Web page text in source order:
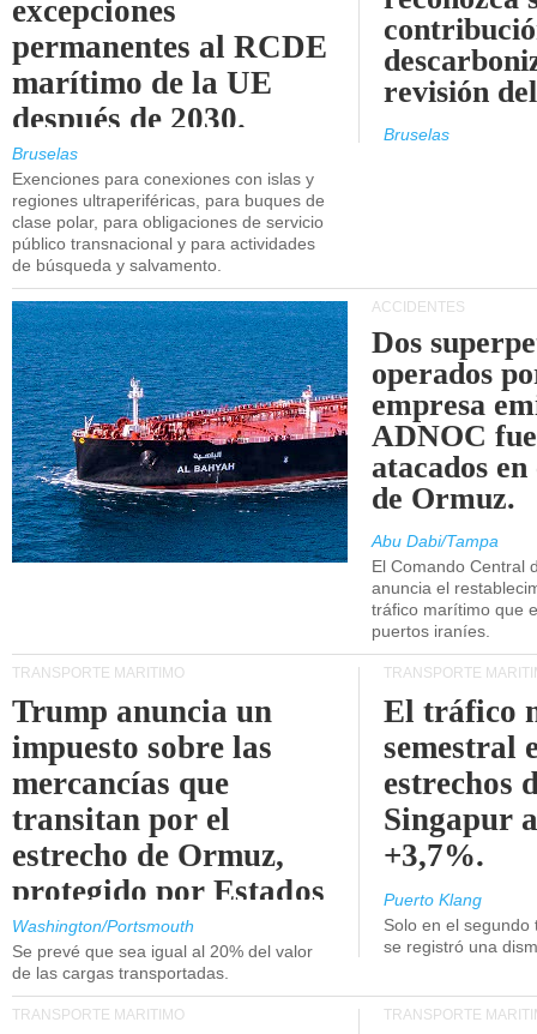
excepciones
permanentes al RCDE
marítimo de la UE
después de 2030.
Bruselas
Exenciones para conexiones con islas y
regiones ultraperiféricas, para buques de
clase polar, para obligaciones de servicio
público transnacional y para actividades
de búsqueda y salvamento.
revisión
Bruselas
ACCIDENTES
Dos
operados
empresa
ADNOC
atacados
de Ormuz.
Abu Dabi/Tampa
El Comando Central
anuncia el
tráfico marítimo que
puertos iraníes.
TRANSPORTE MARÍTIMO
Trump anuncia un
impuesto sobre las
mercancías que
transitan por el
estrecho de Ormuz,
protegido por Estados
Unidos.
Washington/Portsmouth
Se prevé que sea igual al 20% del valor
de las cargas transportadas.
TRANSPORTE
El tráfico
semestral
estrechos
Singapur
+3,7%.
Puerto Klang
Solo en el
se registró una
TRANSPORTE MARÍTIMO TRANSPORTE